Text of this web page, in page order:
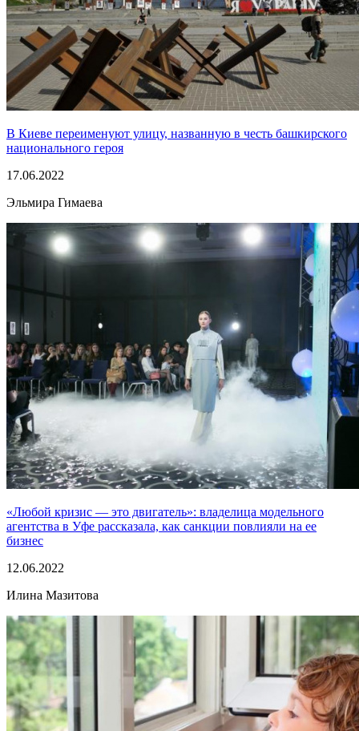
В Киеве переименуют улицу, названную в честь башкирского
национального героя
17.06.2022
Эльмира Гимаева
«Любой кризис — это двигатель»: владелица модельного
агентства в Уфе рассказала, как санкции повлияли на ее
бизнес
12.06.2022
Илина Мазитова